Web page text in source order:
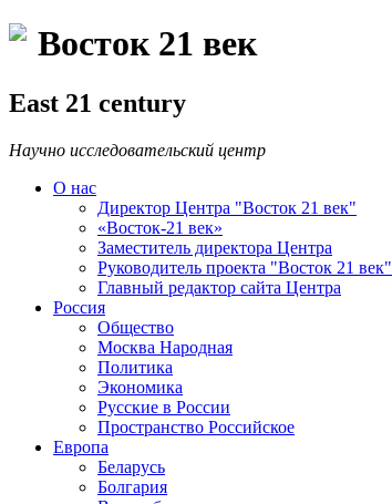
Восток 21 век
East 21 century
Научно исследовательский центр
О нас
Директор Центра "Восток 21 век"
«Восток-21 век»
Заместитель директора Центра
Руководитель проекта "Восток 21 век"
Главный редактор сайта Центра
Россия
Общество
Москва Народная
Политика
Экономика
Русские в России
Пространство Российское
Европа
Беларусь
Болгария